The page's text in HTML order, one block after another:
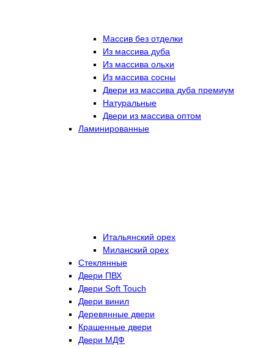
Массив без отделки
Из массива дуба
Из массива ольхи
Из массива сосны
Двери из массива дуба премиум
Натуральные
Двери из массива оптом
Ламинированные
Итальянский орех
Миланский орех
Стеклянные
Двери ПВХ
Двери Soft Touch
Двери винил
Деревянные двери
Крашенные двери
Двери МДФ